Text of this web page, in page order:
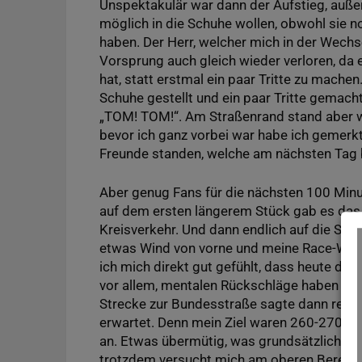
Unspektakulär war dann der Aufstieg,
möglich in die Schuhe wollen, obwohl sie
haben. Der Herr, welcher mich in der
Vorsprung auch gleich wieder verloren,
hat, statt erstmal ein paar Tritte zu
Schuhe gestellt und ein paar Tritte
„TOM! TOM!“. Am Straßenrand stand
bevor ich ganz vorbei war habe ich
Freunde standen, welche am nächsten
Aber genug Fans für die nächsten 100
auf dem ersten längerem Stück gab es
Kreisverkehr. Und dann endlich auf die
etwas Wind von vorne und meine Race-
ich mich direkt gut gefühlt, dass heute die
vor allem, mentalen Rückschläge haben
Strecke zur Bundesstraße sagte dann
erwartet. Denn mein Ziel waren 260-270
an. Etwas übermütig, was grundsätzlich